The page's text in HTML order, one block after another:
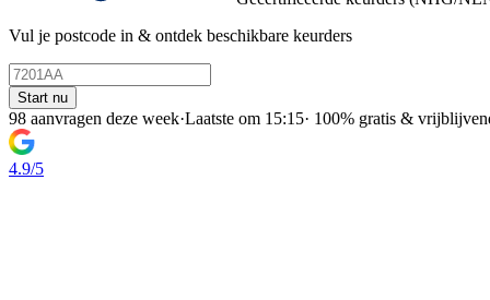
Vul je postcode in & ontdek beschikbare keurders
Start nu
98 aanvragen deze week·Laatste om 15:15· 100% gratis &
4.9/5